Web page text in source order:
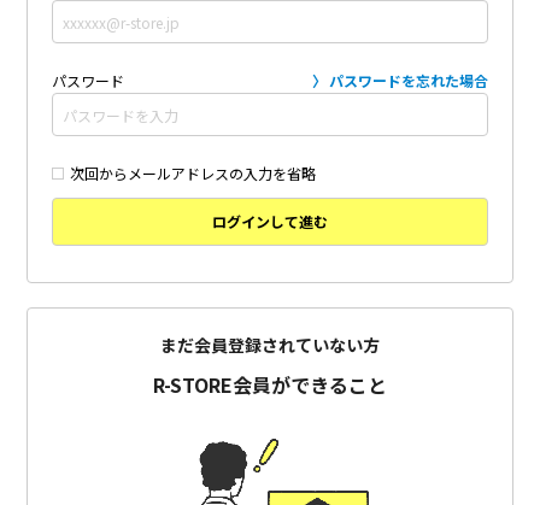
パスワード パスワードを忘れた場合
次回からメールアドレスの入力を省略
ログインして進む
まだ会員登録されていない方
R-STORE会員ができること